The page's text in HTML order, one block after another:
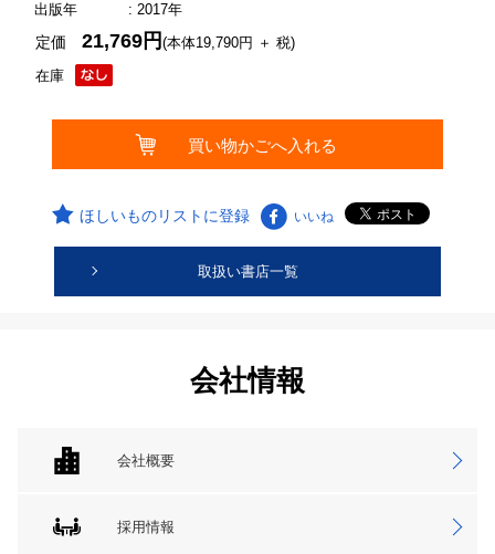
出版年
: 2017年
在庫
定価21,769円(本体19,790円 ＋ 税)
ほしいものリストに登録 いいね
取扱い書店一覧
会社情報
会社概要
採用情報